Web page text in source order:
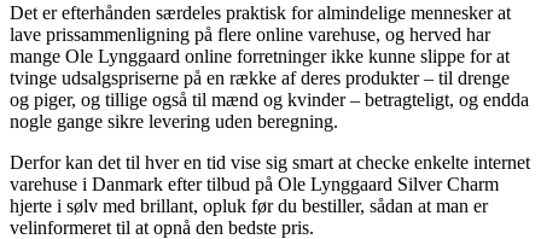
Det er efterhånden særdeles praktisk for almindelige mennesker at
lave prissammenligning på flere online varehuse, og herved har
mange Ole Lynggaard online forretninger ikke kunne slippe for at
tvinge udsalgspriserne på en række af deres produkter – til drenge
og piger, og tillige også til mænd og kvinder – betragteligt, og endda
nogle gange sikre levering uden beregning.
Derfor kan det til hver en tid vise sig smart at checke enkelte internet
varehuse i Danmark efter tilbud på Ole Lynggaard Silver Charm
hjerte i sølv med brillant, opluk før du bestiller, sådan at man er
velinformeret til at opnå den bedste pris.